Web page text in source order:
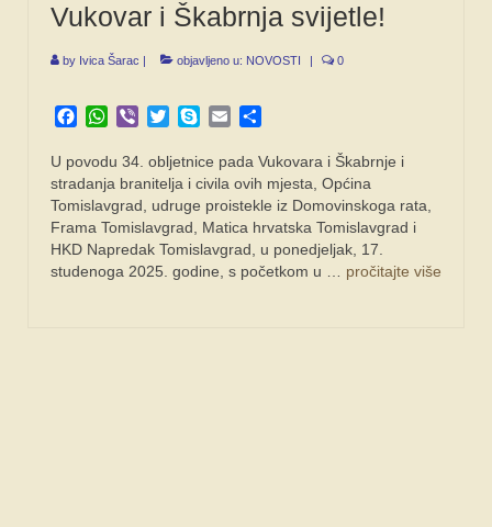
Vukovar i Škabrnja svijetle!
by Ivica Šarac | objavljeno u: NOVOSTI | 0
Facebook
WhatsApp
Viber TwitterSkypeEmail
U povodu 34. obljetnice pada Vukovara i Škabrnje i
stradanja branitelja i civila ovih mjesta, Općina
Tomislavgrad, udruge proistekle iz Domovinskoga rata,
Frama Tomislavgrad, Matica hrvatska Tomislavgrad i
HKD Napredak Tomislavgrad, u ponedjeljak, 17.
studenoga 2025. godine, s početkom u … pročitajte više